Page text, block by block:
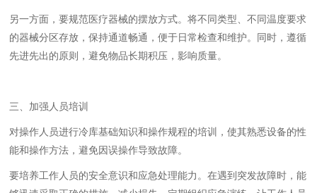
另一方面，要规范医疗器械的摆放方式。将不同类型、不同温度要求
的器械分区存放，保持通道畅通，便于日常检查和维护。同时，遵循
先进先出的原则，避免物品长期积压，影响质量。
三、加强人员培训
对操作人员进行冷库基础知识和操作规程的培训，使其熟悉设备的性
能和操作方法，避免因误操作导致故障。
要培养工作人员的安全意识和应急处理能力。在遇到突发故障时，能